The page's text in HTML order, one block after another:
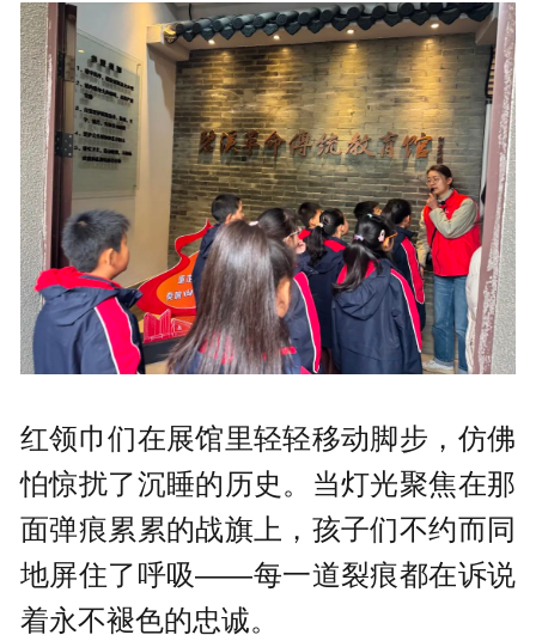
红领巾们在展馆里轻轻移动脚步，仿佛
怕惊扰了沉睡的历史。当灯光聚焦在那
面弹痕累累的战旗上，孩子们不约而同
地屏住了呼吸——每一道裂痕都在诉说
着永不褪色的忠诚。